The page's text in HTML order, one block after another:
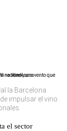
la Barcelona
impulsar el vino
el sector